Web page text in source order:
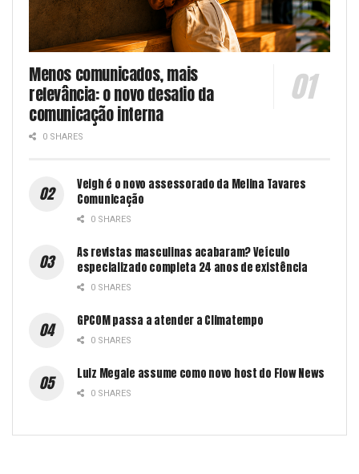
Menos comunicados, mais
relevância: o novo desafio da
comunicação interna
0 SHARES
Veigh é o novo assessorado da Melina Tavares
Comunicação
0 SHARES
As revistas masculinas acabaram? Veículo
especializado completa 24 anos de existência
0 SHARES
GPCOM passa a atender a Climatempo
0 SHARES
Luiz Megale assume como novo host do Flow News
0 SHARES